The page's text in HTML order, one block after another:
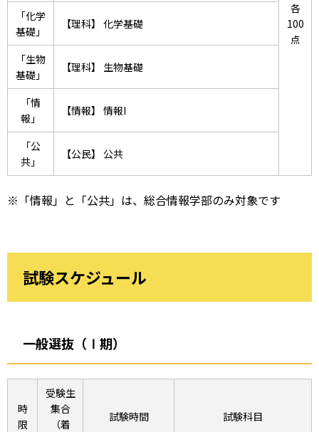
各
100
点
「化学
基礎」
【理科】 化学基礎
「生物
基礎」
【理科】 生物基礎
「情
報」
【情報】 情報I
「公
共」
【公民】 公共
※「情報」と「公共」は、総合情報学部のみ対象です
試験スケジュール
一般選抜（Ⅰ期）
時
限
受験生
集合
（着
試験時間 試験科目